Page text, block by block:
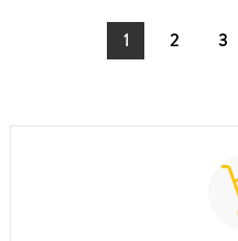
1 2 3